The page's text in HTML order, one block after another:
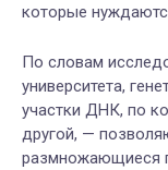
которые
По словам
университета,
участки ДНК, по
другой, —
размножающиеся